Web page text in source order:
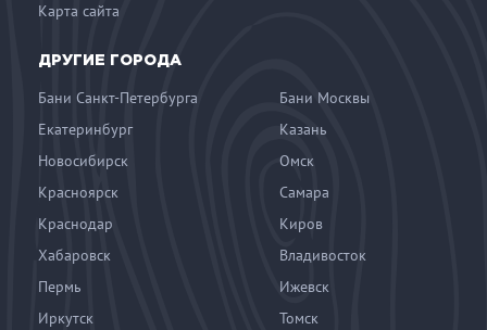
Карта сайта
ДРУГИЕ ГОРОДА
Бани Санкт-Петербурга
Бани Москвы
Екатеринбург
Казань
Новосибирск
Омск
Красноярск
Самара
Краснодар
Киров
Хабаровск
Владивосток
Пермь
Ижевск
Иркутск
Томск